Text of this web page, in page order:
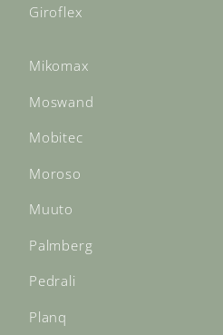
Giroflex
Mikomax
Moswand
Mobitec
Moroso
Muuto
Palmberg
Pedrali
Planq